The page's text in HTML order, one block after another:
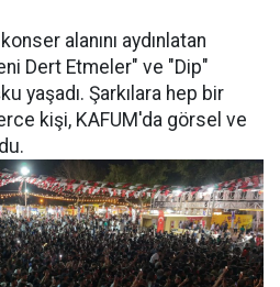
alanını aydınlatan
Dert Etmeler" ve "Dip"
yaşadı. Şarkılara hep bir
kişi, KAFUM'da görsel ve